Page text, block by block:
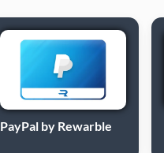
PayPal by Rewarble